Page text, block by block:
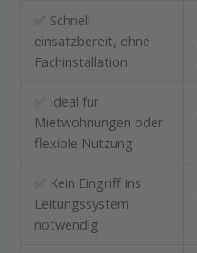
✅ Schnell
einsatzbereit, ohne
Fachinstallation
✅ Ideal für
Mietwohnungen oder
flexible Nutzung
✅ Kein Eingriff ins
Leitungssystem
notwendig